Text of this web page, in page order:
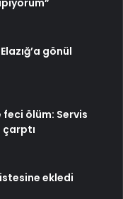
gönül
ölüm: Servis
ekledi